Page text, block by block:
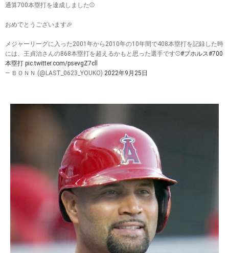
通算700本塁打を達成しました⚾
おめでとうございます🎉
メジャーリーグに入った2001年から2010年の10年間で408本塁打を記録した時
には、王貞治さんの868本塁打を超えるかもと思った選手です⚾#プホルス#700
本塁打 pic.twitter.com/psevgZ7cll
— ＢＯＮＮ (@LAST_0623_YOUKO) 2022年9月25日